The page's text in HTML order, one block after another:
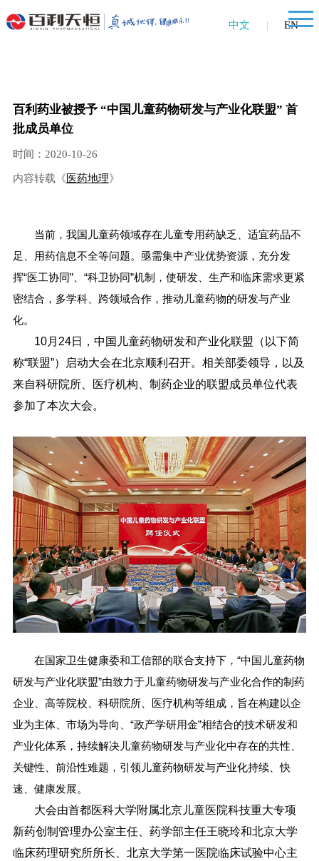
中文 | EN
百利药业被授予 “中国儿童药物研发与产业化联盟” 首
批成员单位
时间：2020-10-26
内容转载《医药地理》
当前，我国儿童药领域存在儿童专用药缺乏、适宜药品不
足、用药信息不全等问题。亟需集中产业优势资源，充分发
挥“医工协同”、“科卫协同”机制，使研发、生产和临床需求更紧
密结合，多学科、跨领域合作，推动儿童药物的研发与产业
化。
10月24日，中国儿童药物研发和产业化联盟（以下简
称“联盟”）启动大会在北京顺利召开。相关部委领导，以及
来自科研院所、医疗机构、制药企业的联盟成员单位代表
参加了本次大会。
在国家卫生健康委和工信部的联合支持下，“中国儿童药物
研发与产业化联盟”由致力于儿童药物研发与产业化合作的制药
企业、高等院校、科研院所、医疗机构等组成，旨在构建以企
业为主体、市场为导向、“政产学研用金”相结合的技术研发和
产业化体系，持续解决儿童药物研发与产业化中存在的共性、
关键性、前沿性难题，引领儿童药物研发与产业化持续、快
速、健康发展。
大会由首都医科大学附属北京儿童医院科技重大专项
新药创制管理办公室主任、药学部主任王晓玲和北京大学
临床药理研究所所长、北京大学第一医院临床试验中心主